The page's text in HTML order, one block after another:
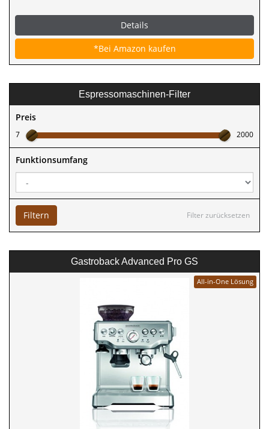
Details
*Bei Amazon kaufen
Espressomaschinen-Filter
Preis
7 2000
Funktionsumfang
Filter zurücksetzen
Filtern
Gastroback Advanced Pro GS
All-in-One Lösung